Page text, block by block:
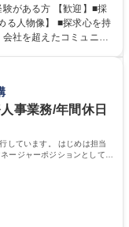
び予算等の管理 ■設備
総務人事業務全般 【入
日
がある方 【歓迎】■採
社を超えたコミュニケ
務を推進できる方 学
校 語学力： 資格：
事業務/年間休日
しています。 はじめは担当
ージャーポジションとして活